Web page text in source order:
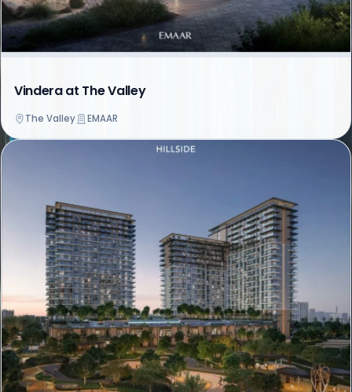
Vindera at The Valley
The Valley EMAAR